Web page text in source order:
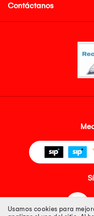
Contáctanos
Usamos cookies para